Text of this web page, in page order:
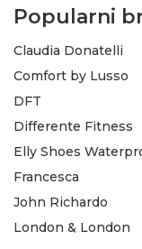
Popularni
Claudia Donatelli
Comfort by Lusso
DFT
Differente Fitness
Elly Shoes
Francesca
John Richardo
London & London